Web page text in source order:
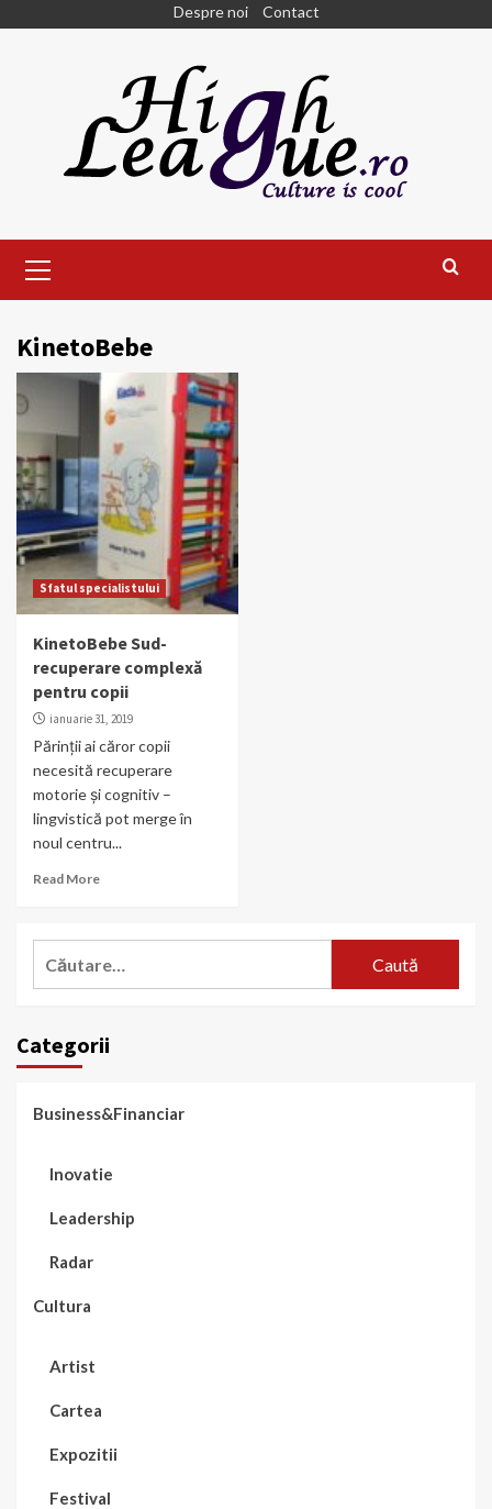
Despre noi Contact
Menu
KinetoBebe
Sfatul specialistului
KinetoBebe Sud-
recuperare complexă
pentru copii
ianuarie 31, 2019
Părinții ai căror copii
necesită recuperare
motorie și cognitiv –
lingvistică pot merge în
noul centru...
Read More
Categorii
Business&Financiar
Inovatie
Leadership
Radar
Cultura
Artist
Cartea
Expozitii
Festival